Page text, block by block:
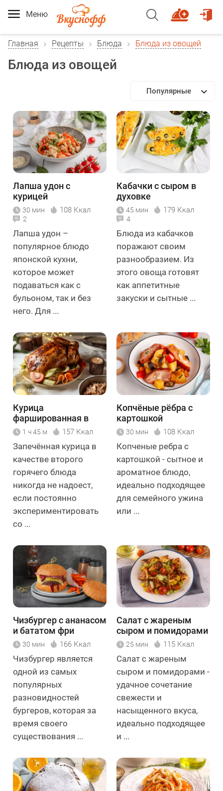
Меню
Главная Рецепты Блюда Блюда из овощей
Блюда из овощей
Популярные
Лапша удон с
курицей
30 мин 108 Ккал
2
Лапша удон –
популярное блюдо
японской кухни,
которое может
подаваться как с
бульоном, так и без
него. Для ...
Кабачки с сыром в
духовке
45 мин 179 Ккал
4
Блюда из кабачков
поражают своим
разнообразием. Из
этого овоща готовят
как аппетитные
закуски и сытные ...
Курица
фаршированная в
духовке
1 ч 45 м 157 Ккал
Запечённая курица в
качестве второго
горячего блюда
никогда не надоест,
если постоянно
экспериментировать
со ...
Копчёные рёбра с
картошкой
30 мин 108 Ккал
Копченые ребра с
картошкой - сытное и
ароматное блюдо,
идеально подходящее
для семейного ужина
или ...
Чизбургер с ананасом
и бататом фри
30 мин 166 Ккал
Чизбургер является
одной из самых
популярных
разновидностей
бургеров, которая за
время своего
существования ...
Салат с жареным
сыром и помидорами
25 мин 115 Ккал
Салат с жареным
сыром и помидорами -
удачное сочетание
свежести и
насыщенного вкуса,
идеально подходящее
и ...